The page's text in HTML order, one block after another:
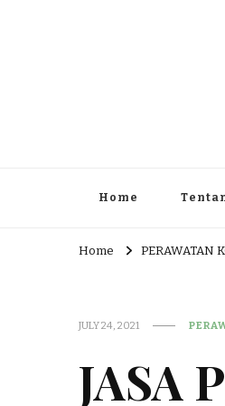
Home
Home PERAWATAN
JULY 24, 2021
JASA